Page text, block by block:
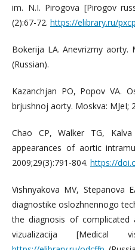
im. N.I. Pirogova [Pirogov
(2):67-72. https://elibrary.ru/
Bokerija LA. Anevrizmy aorty.
(Russian).
Kazanchjan PO, Popov VA.
brjushnoj aorty. Moskva: MJeI;
Chao CP, Walker TG,
appearances of aortic
2009;29(3):791-804. https://
Vishnyakova MV, Stepanova
diagnostike oslozhnennogo
the diagnosis of complicated
vizualizacija [Medical